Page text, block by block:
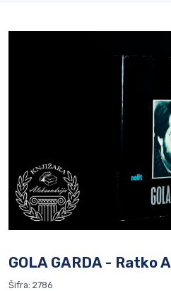
GOLA GARDA - Ratko
Šifra: 2786